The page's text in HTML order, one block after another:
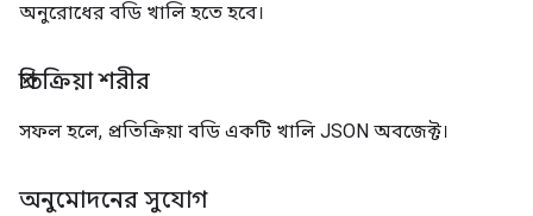
অনুরোধের বডি খালি হতে হবে।
প্রতিক্রিয়া শরীর
সফল হলে, প্রতিক্রিয়া বডি একটি খালি JSON অবজেক্ট।
অনুমোদনের সুযোগ